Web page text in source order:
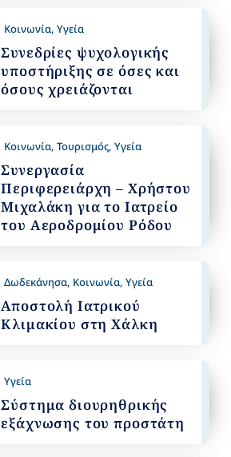
Κοινωνία,Υγεία
Συνεδρίες ψυχολογικής
υποστήριξης σε όσες και
όσους χρειάζονται
Κοινωνία,Τουρισμός,Υγεία
Συνεργασία
Περιφερειάρχη – Χρήστου
Μιχαλάκη για το Ιατρείο
του Αεροδρομίου Ρόδου
Δωδεκάνησα, Κοινωνία,Υγεία
Αποστολή Ιατρικού
Κλιμακίου στη Χάλκη
Υγεία
Σύστημα διουρηθρικής
εξάχνωσης του προστάτη